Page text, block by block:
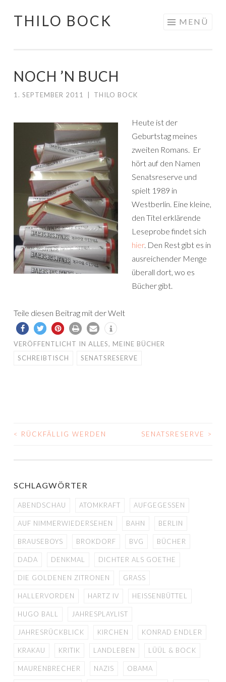
Springe
THILO BOCK MENÜ
NOCH ’N BUCH
1. SEPTEMBER 2011 THILO BOCK
Heute ist der
Geburtstag meines
zweiten Romans. Er
hört auf den Namen
Senatsreserve und
spielt 1989 in
Westberlin. Eine kleine,
den Titel erklärende
Leseprobe findet sich
hier. Den Rest gibt es in
ausreichender Menge
überall dort, wo es
Bücher gibt.
Teile diesen Beitrag mit der Welt
VERÖFFENTLICHT IN ALLES, MEINE BÜCHER
SCHREIBTISCH
SENATSRESERVE
BEITRAGS-
< RÜCKFÄLLIG WERDEN SENATSRESERVE >
SCHLAGWÖRTER
ABENDSCHAU ATOMKRAFT AUFGEGESSEN
AUF NIMMERWIEDERSEHEN BAHN BERLIN
BRAUSEBOYS BROKDORF BVG BÜCHER
DADA DENKMAL DICHTER ALS GOETHE
DIE GOLDENEN ZITRONEN GRASS
HALLERVORDEN HARTZ IV HEISSENBÜTTEL
HUGO BALL JAHRESPLAYLIST
JAHRESRÜCKBLICK KIRCHEN KONRAD ENDLER
KRAKAU KRITIK LANDLEBEN LÜÜL & BOCK
MAURENBRECHER NAZIS OBAMA